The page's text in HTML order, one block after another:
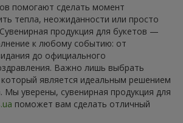
помогают сделать момент
тепла, неожиданности или просто
продукция для букетов —
к любому событию: от
до официального
Важно лишь выбрать
является идеальным решением
Мы уверены, сувенирная продукция для
поможет вам сделать отличный